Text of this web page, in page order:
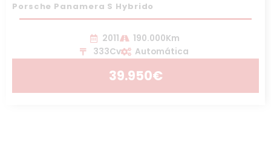
Porsche Panamera S Hybrido
2011
190.000Km
333Cv
Automática
39.950€